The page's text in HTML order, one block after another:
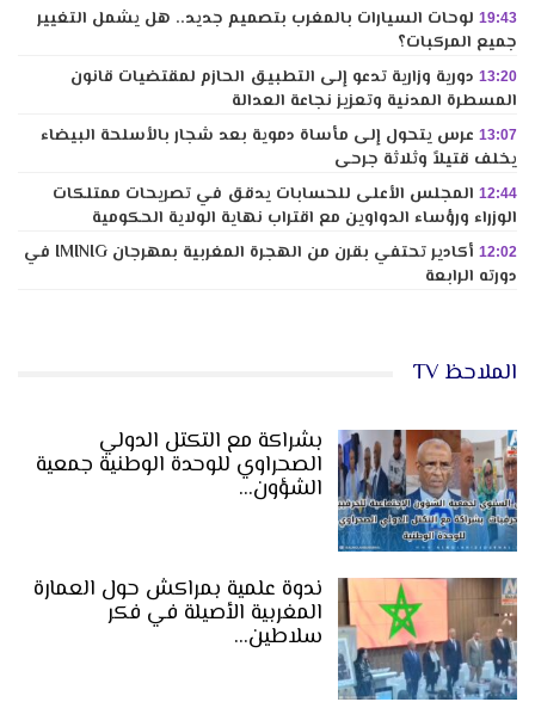
19:43 لوحات السيارات بالمغرب بتصميم جديد.. هل يشمل التغيير
جميع المركبات؟
13:20 دورية وزارية تدعو إلى التطبيق الحازم لمقتضيات قانون
المسطرة المدنية وتعزيز نجاعة العدالة
13:07 عرس يتحول إلى مأساة دموية بعد شجار بالأسلحة البيضاء
يخلف قتيلاً وثلاثة جرحى
12:44 المجلس الأعلى للحسابات يدقق في تصريحات ممتلكات
الوزراء ورؤساء الدواوين مع اقتراب نهاية الولاية الحكومية
12:02
أكادير تحتفي بقرن من الهجرة المغربية بمهرجان IMINIG في
دورته الرابعة
الملاحظ TV
بشراكة مع التكتل الدولي
الصحراوي للوحدة الوطنية جمعية
الشؤون…
ندوة علمية بمراكش حول العمارة
المغربية الأصيلة في فكر
سلاطين…